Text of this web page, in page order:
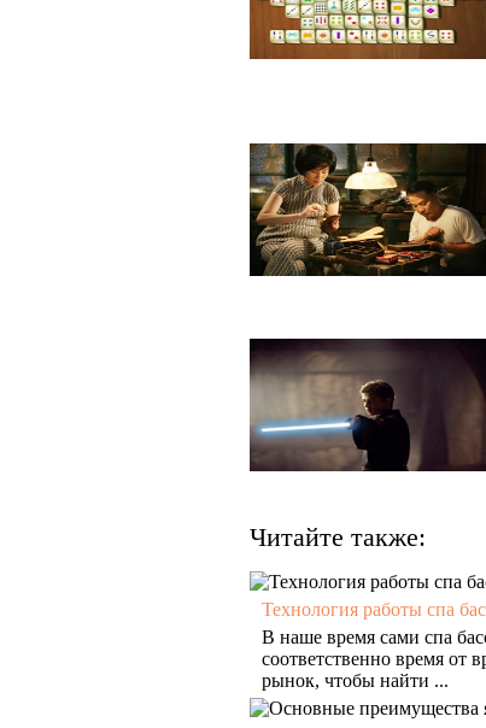
Читайте также:
Технология работы спа
В наше время сами спа
соответственно время от
рынок, чтобы найти ...